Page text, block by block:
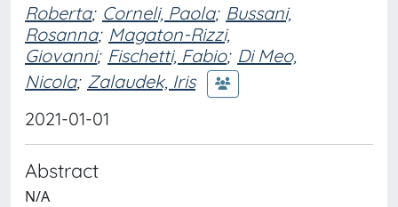
Roberta; Corneli, Paola; Bussani,
Rosanna; Magaton-Rizzi,
Giovanni; Fischetti, Fabio; Di Meo,
Nicola; Zalaudek, Iris
2021-01-01
Abstract
N/A